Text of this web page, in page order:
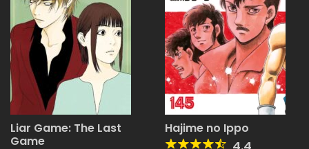
Liar Game: The Last
Game
Hajime no Ippo